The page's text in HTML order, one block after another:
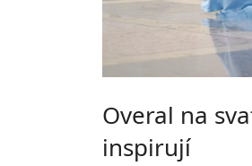
Overal na
inspirují